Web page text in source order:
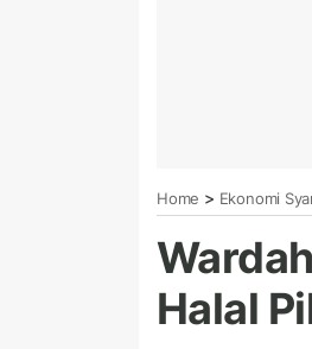
Home > Ekonomi
Halal